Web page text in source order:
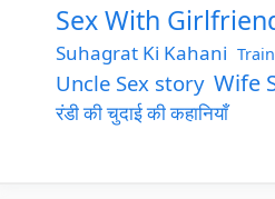
Sex With
Suhagrat Ki Kahani
Uncle Sex story Wife
रंडी की चुदाई की कहानियाँ